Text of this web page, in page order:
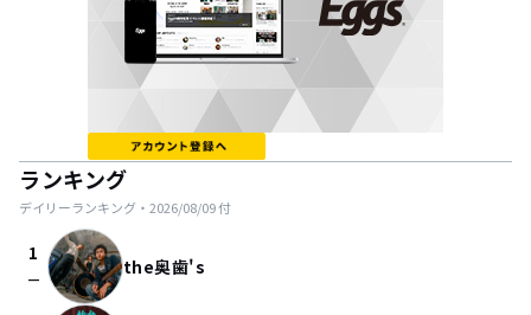
ランキング
デイリーランキング・ 2026/08/09付
1
check_indeterminate_small the奥歯's